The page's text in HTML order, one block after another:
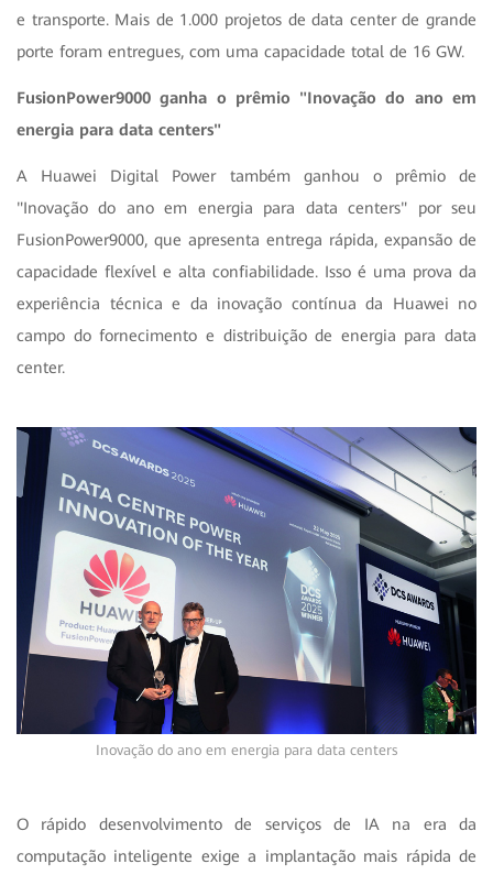
e transporte. Mais de 1.000 projetos de data center de grande
porte foram entregues, com uma capacidade total de 16 GW.
FusionPower9000 ganha o prêmio "Inovação do ano em
energia para data centers"
A Huawei Digital Power também ganhou o prêmio de
"Inovação do ano em energia para data centers" por seu
FusionPower9000, que apresenta entrega rápida, expansão de
capacidade flexível e alta confiabilidade. Isso é uma prova da
experiência técnica e da inovação contínua da Huawei no
campo do fornecimento e distribuição de energia para data
center.
Inovação do ano em energia para data centers
O rápido desenvolvimento de serviços de IA na era da
computação inteligente exige a implantação mais rápida de